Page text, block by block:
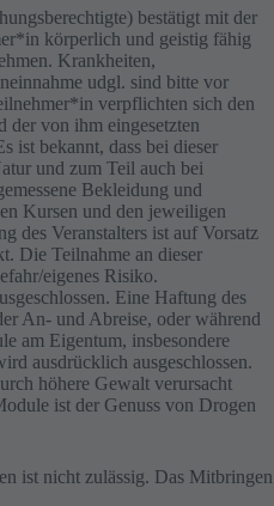
bestätigt mit der
körperlich und geistig fähig
Krankheiten,
udgl. sind bitte vor
verpflichten sich den
der von ihm eingesetzten
ist bekannt, dass bei dieser
und zum Teil auch bei
Bekleidung und
Kursen und den jeweiligen
des Veranstalters ist auf Vorsatz
Die Teilnahme an dieser
eigenes Risiko.
Eine Haftung des
An- und Abreise, oder während
am Eigentum, insbesondere
ausdrücklich ausgeschlossen.
höhere Gewalt verursacht
ist der Genuss von Drogen
ist nicht zulässig. Das Mitbringen